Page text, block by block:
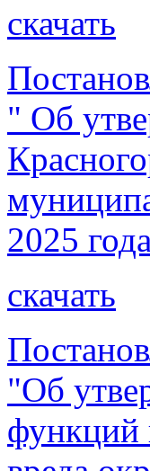
скачать
" Об
2025
скачать
"Об
функций